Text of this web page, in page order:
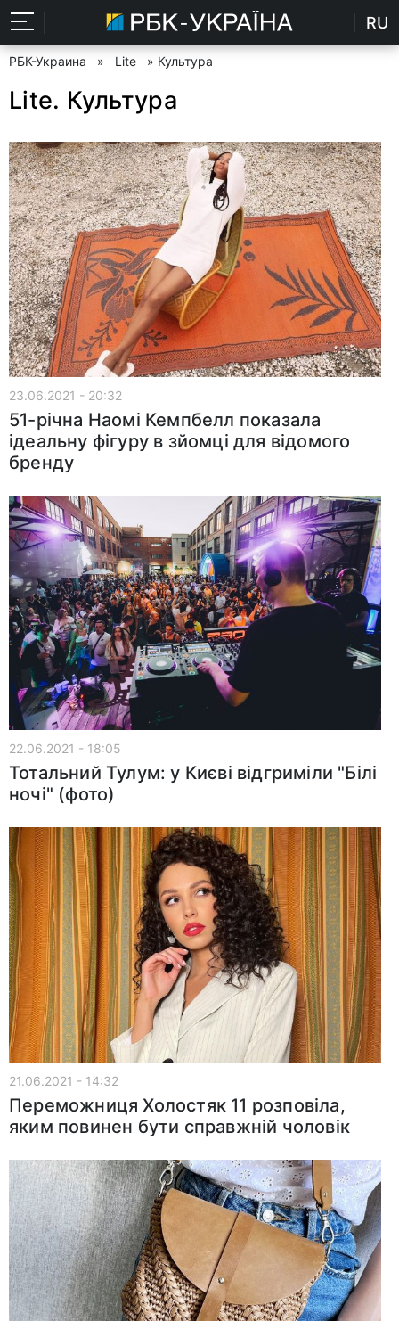
RU
РБК-Украина » Lite » Культура
Lite. Культура
23.06.2021 - 20:32
51-річна Наомі Кемпбелл показала
ідеальну фігуру в зйомці для відомого
бренду
22.06.2021 - 18:05
Тотальний Тулум: у Києві відгриміли "Білі
ночі" (фото)
21.06.2021 - 14:32
Переможниця Холостяк 11 розповіла,
яким повинен бути справжній чоловік